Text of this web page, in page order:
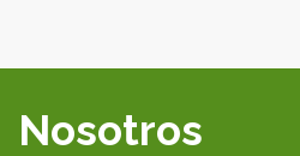
Nosotros